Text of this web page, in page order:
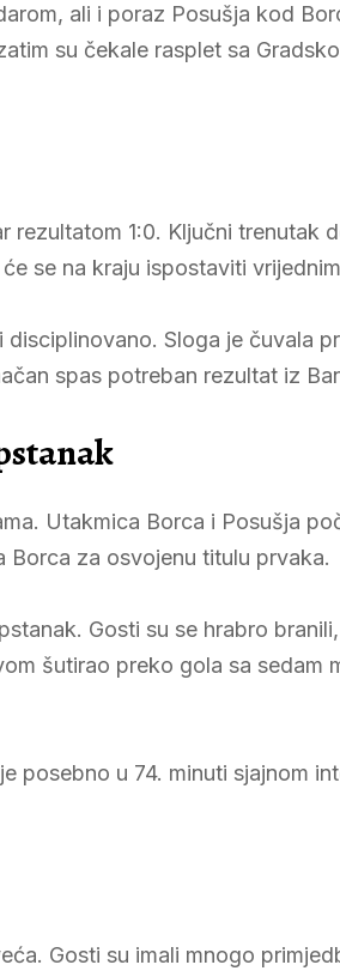
ali i poraz Posušja kod
su čekale rasplet sa
rezultatom 1:0. Ključni trenutak
se na kraju ispostaviti
Sloga je čuvala
spas potreban rezultat iz
Utakmica Borca i Posušja
Borca za osvojenu titulu prvaka.
Gosti su se hrabro
šutirao preko gola sa sedam
posebno u 74. minuti sjajnom
Gosti su imali mnogo